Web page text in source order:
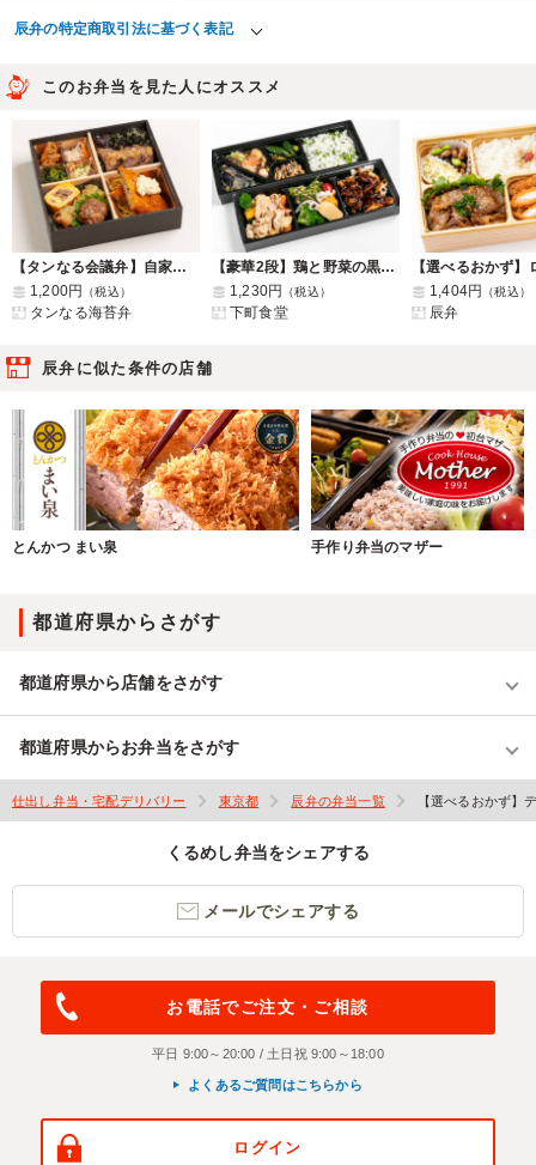
辰弁の特定商取引法に基づく表記
このお弁当を見た人にオススメ
【タンなる会議弁】自家製白身魚のフライ
1,200円
（税込）
タンなる海苔弁
【豪華2段】鶏と野菜の黒酢あんと野菜と豚の蒸ししゃぶしゃぶ
1,230円
（税込）
下町食堂
1,404円 （税込）
辰弁
辰弁に似た条件の店舗
とんかつ まい泉 手作り弁当のマザー
都道府県からさがす
都道府県から店舗をさがす
都道府県からお弁当をさがす
仕出し弁当・宅配デリバリー 東京都 辰弁の弁当一覧 【選べるおかず】
くるめし弁当をシェアする
メールでシェアする
お電話でご注文・ご相談
平日 9:00～20:00 / 土日祝 9:00～18:00
よくあるご質問はこちらから
ログイン